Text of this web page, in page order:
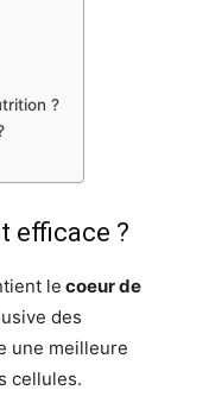
?
efficace ?
le coeur de
des
une meilleure
cellules.